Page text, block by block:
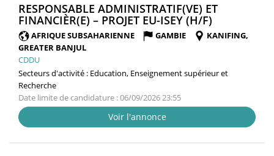
RESPONSABLE ADMINISTRATIF(VE) ET
FINANCIÈR(E) – PROJET EU-ISEY (H/F)
FENÊTRE)
AFRIQUE SUBSAHARIENNE GAMBIE
KANIFING,
GREATER BANJUL
CDDU
Secteurs d'activité : Education, Enseignement supérieur et
Recherche
Date limite de candidature : 06/09/2026 23:55
Voir l'annonce